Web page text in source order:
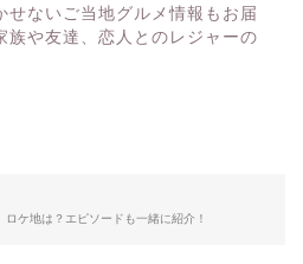
せないご当地グルメ情報もお届
族や友達、恋人とのレジャーの
ロケ地は？エピソードも一緒に紹介！